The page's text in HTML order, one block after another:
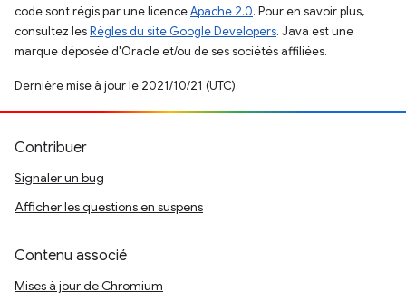
code sont régis par une licenceApache 2.0. Pour en savoir plus,
consultez lesRègles du site Google Developers. Java est une
marque déposée d'Oracle et/ou de ses sociétés affiliées.
Dernière mise à jour le 2021/10/21 (UTC).
Contribuer
Signaler un bug
Afficher les questions en suspens
Contenu associé
Mises à jour de Chromium